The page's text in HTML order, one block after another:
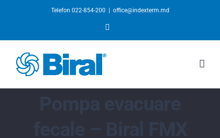
Telefon 022-854-200 office@indexterm.md